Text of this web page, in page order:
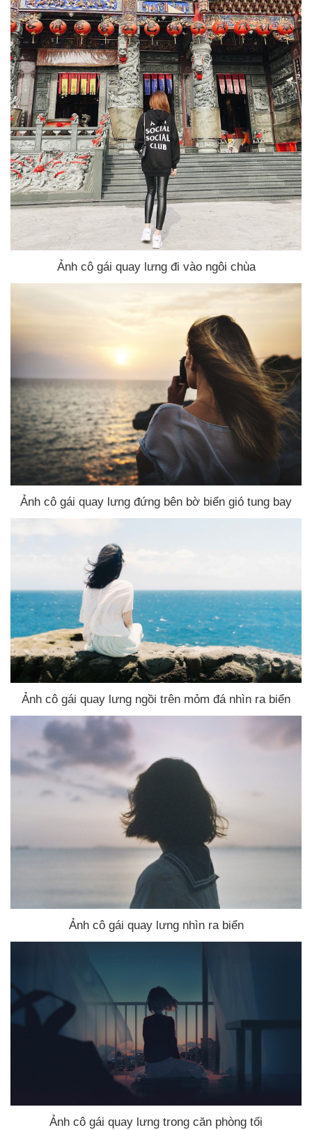
Ảnh cô gái quay lưng đi vào ngôi chùa
Ảnh cô gái quay lưng đứng bên bờ biển gió tung bay
Ảnh cô gái quay lưng ngồi trên mỏm đá nhìn ra biển
Ảnh cô gái quay lưng nhìn ra biển
Ảnh cô gái quay lưng trong căn phòng tối